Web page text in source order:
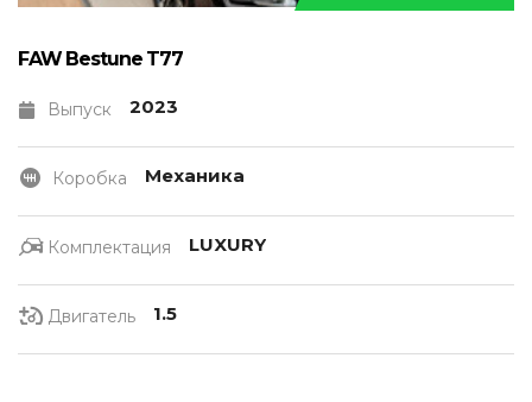
FAW Bestune T77
Выпуск 2023
Коробка Механика
Комплектация LUXURY
Двигатель 1.5